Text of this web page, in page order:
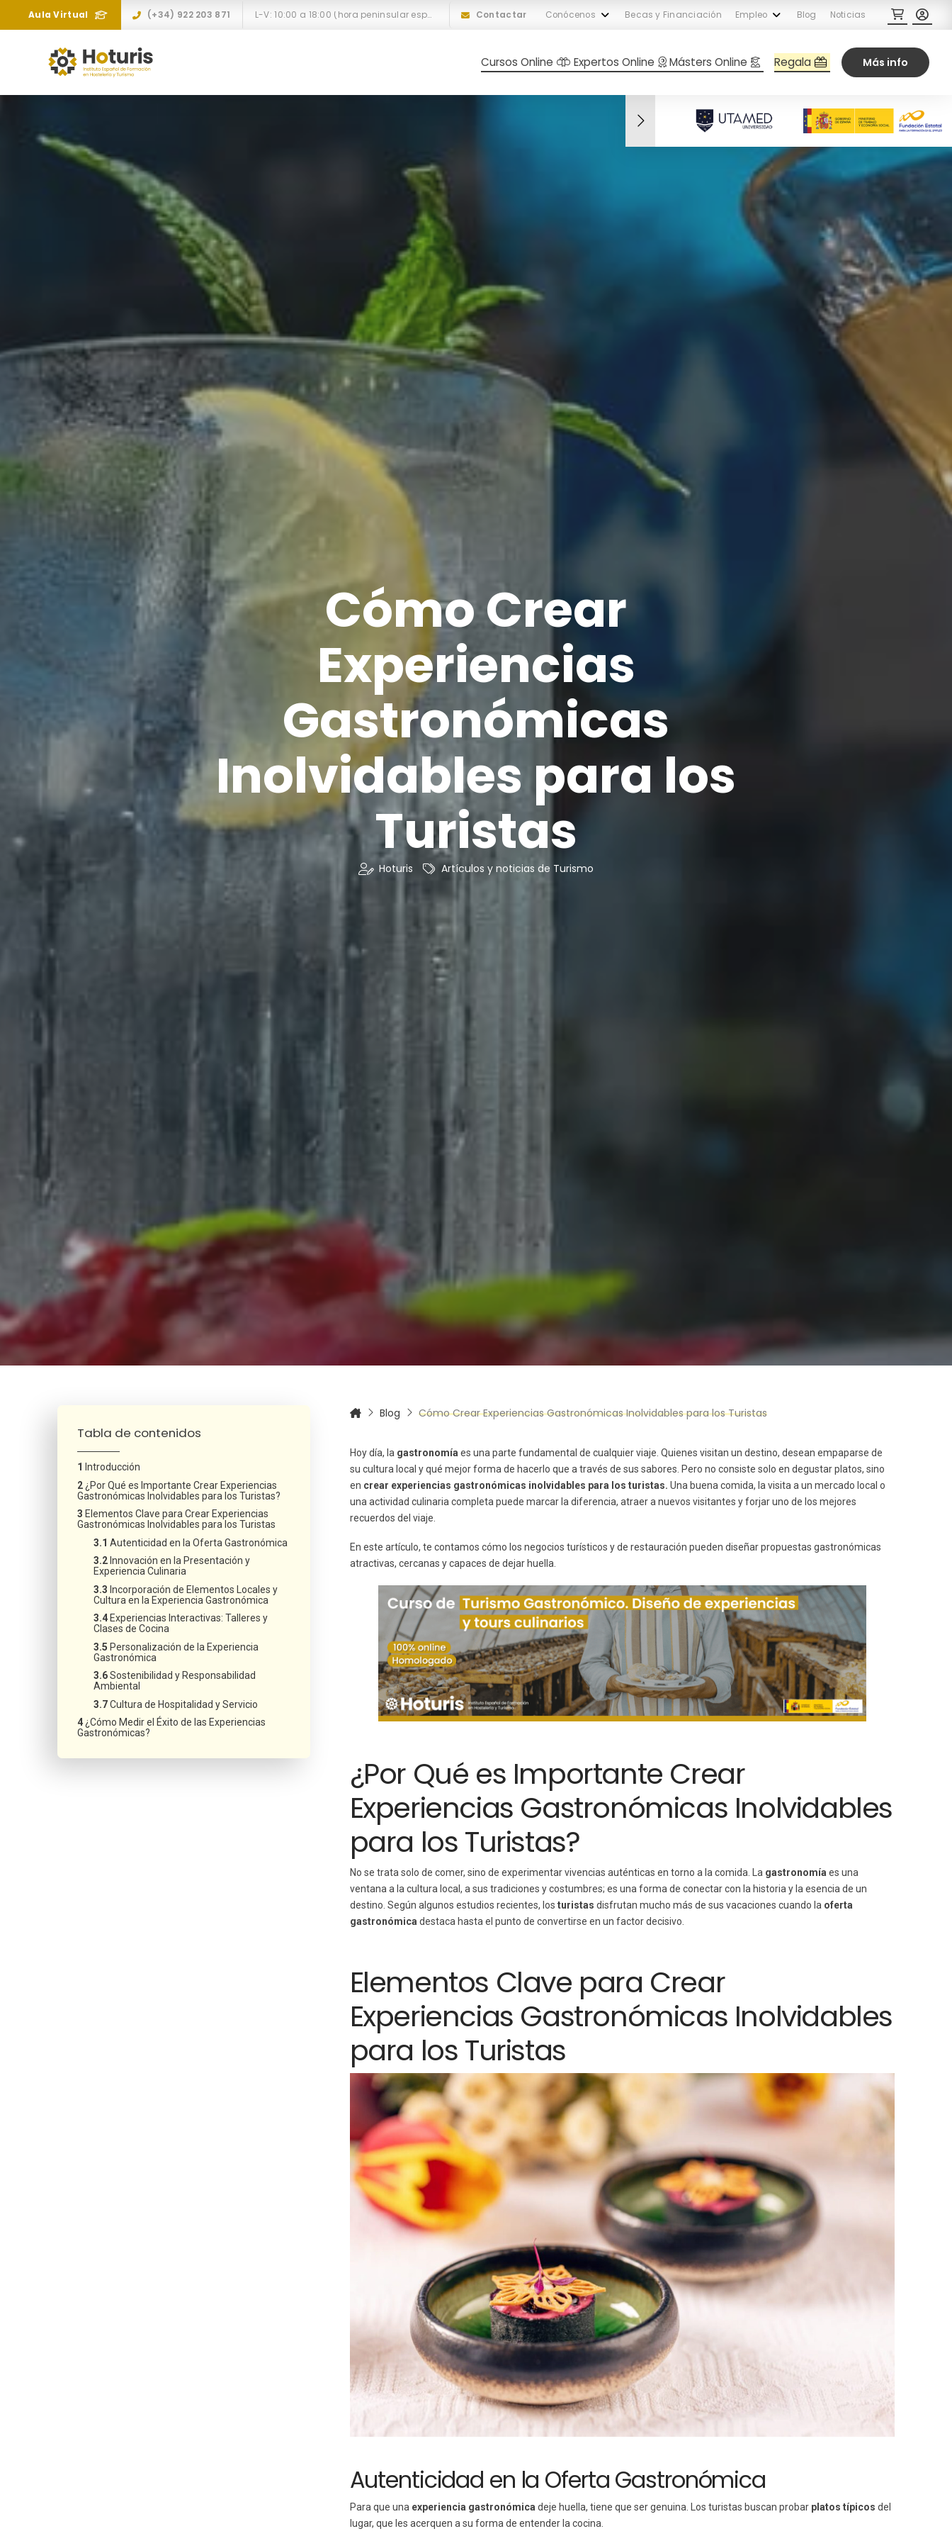
Aula Virtual (+34) 922 203 871 L-V: 10:00 a 18:00 (hora peninsular española) Contactar Conócenos Becas y Financiación Empleo Blog Noticias
Cursos Online Expertos Online Másters Online Regala Más info
Cómo Crear
Experiencias
Gastronómicas
Inolvidables para los
Turistas
Hoturis Artículos y noticias de Turismo
Tabla de contenidos
Introducción
¿Por Qué es Importante Crear Experiencias
Gastronómicas Inolvidables para los Turistas?
Elementos Clave para Crear Experiencias
Gastronómicas Inolvidables para los Turistas
Autenticidad en la Oferta Gastronómica
Innovación en la Presentación y
Experiencia Culinaria
Incorporación de Elementos Locales y
Cultura en la Experiencia Gastronómica
Experiencias Interactivas: Talleres y
Clases de Cocina
Personalización de la Experiencia
Gastronómica
Sostenibilidad y Responsabilidad
Ambiental
Cultura de Hospitalidad y Servicio
¿Cómo Medir el Éxito de las Experiencias
Gastronómicas?
Blog Cómo Crear Experiencias Gastronómicas Inolvidables para los Turistas
Hoy día, la gastronomía es una parte fundamental de cualquier viaje. Quienes visitan un destino, desean empaparse de
su cultura local y qué mejor forma de hacerlo que a través de sus sabores. Pero no consiste solo en degustar platos, sino
en crear experiencias gastronómicas inolvidables para los turistas. Una buena comida, la visita a un mercado local o
una actividad culinaria completa puede marcar la diferencia, atraer a nuevos visitantes y forjar uno de los mejores
recuerdos del viaje.
En este artículo, te contamos cómo los negocios turísticos y de restauración pueden diseñar propuestas gastronómicas
atractivas, cercanas y capaces de dejar huella.
¿Por Qué es Importante Crear
Experiencias Gastronómicas Inolvidables
para los Turistas?
No se trata solo de comer, sino de experimentar vivencias auténticas en torno a la comida. La gastronomía es una
ventana a la cultura local, a sus tradiciones y costumbres; es una forma de conectar con la historia y la esencia de un
destino. Según algunos estudios recientes, los turistas disfrutan mucho más de sus vacaciones cuando la oferta
gastronómica destaca hasta el punto de convertirse en un factor decisivo.
Elementos Clave para Crear
Experiencias Gastronómicas Inolvidables
para los Turistas
Autenticidad en la Oferta Gastronómica
Para que una experiencia gastronómica deje huella, tiene que ser genuina. Los turistas buscan probar platos típicos del
lugar, que les acerquen a su forma de entender la cocina.